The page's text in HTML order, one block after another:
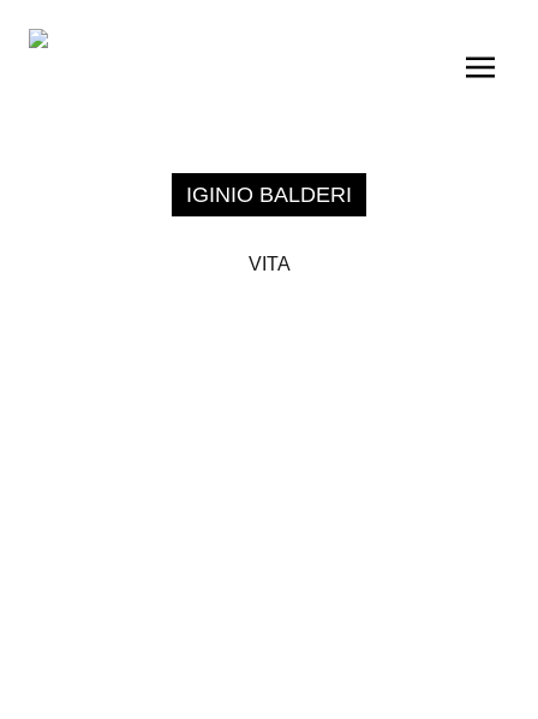
IGINIO BALDERI
VITA